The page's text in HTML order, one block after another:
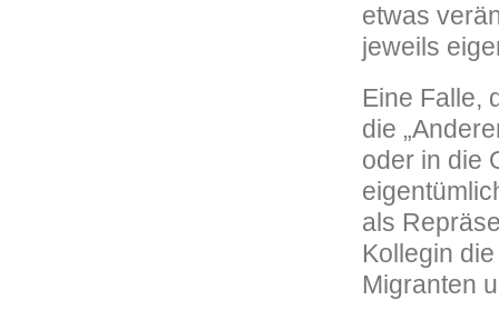
etwas
jeweils
Eine Falle,
die
oder in die
als
Kollegin
Migranten